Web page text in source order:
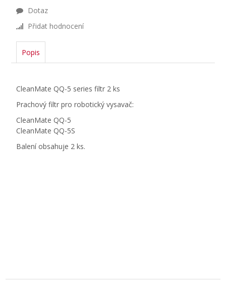
Dotaz
Přidat hodnocení
Popis
CleanMate QQ-5 series filtr 2 ks
Prachový filtr pro robotický vysavač:
CleanMate QQ-5
CleanMate QQ-5S
Balení obsahuje 2 ks.